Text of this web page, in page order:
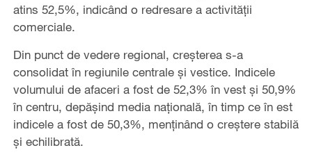
atins 52,5%, indicând o redresare a activității
comerciale.
Din punct de vedere regional, creșterea s-a
consolidat în regiunile centrale și vestice. Indicele
volumului de afaceri a fost de 52,3% în vest și 50,9%
în centru, depășind media națională, în timp ce în est
indicele a fost de 50,3%, menținând o creștere stabilă
și echilibrată.